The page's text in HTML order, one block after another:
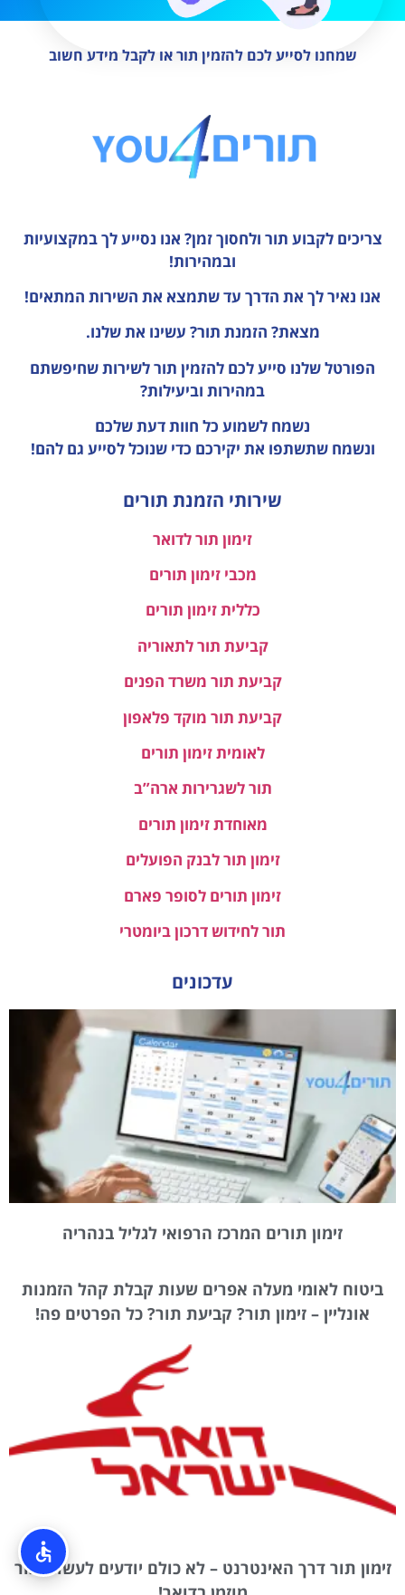
שמחנו לסייע לכם להזמין תור או לקבל מידע חשוב
צריכים לקבוע תור ולחסוך זמן? אנו נסייע לך במקצועיות
ובמהירות!
אנו נאיר לך את הדרך עד שתמצא את השירות המתאים!
מצאת? הזמנת תור? עשינו את שלנו.
הפורטל שלנו סייע לכם להזמין תור לשירות שחיפשתם
במהירות וביעילות?
נשמח לשמוע כל חוות דעתשלכם
ונשמח שתשתפו את יקירכם כדי שנוכל לסייע גם להם!
שירותי הזמנת תורים
זימון תור לדואר
מכבי זימון תורים
כללית זימון תורים
קביעת תור לתאוריה
קביעת תור משרד הפנים
קביעת תור מוקד פלאפון
לאומית זימון תורים
תור לשגרירות ארה”ב
מאוחדת זימון תורים
זימון תור לבנק הפועלים
זימון תורים לסופר פארם
תור לחידוש דרכון ביומטרי
עדכונים
זימון תורים המרכז הרפואי לגליל בנהריה
ביטוח לאומי מעלה אפרים שעות קבלת קהל הזמנות
אונליין – זימון תור? קביעת תור? כל הפרטים פה!
זימון תור דרך האינטרנט – לא כולם יודעים לעשות תור